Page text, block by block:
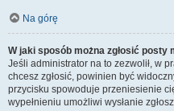
Na górę
W jaki sposób można zgłosić posty
Jeśli administrator na to zezwolił, w
chcesz zgłosić, powinien być
przycisku spowoduje przeniesienie
wypełnieniu umożliwi wysłanie